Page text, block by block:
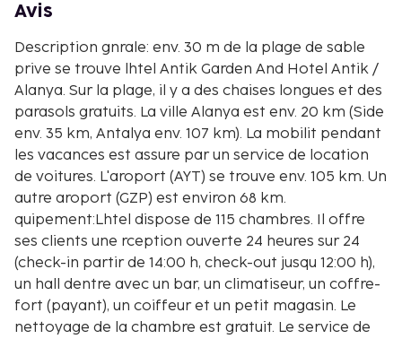
Avis
Description gnrale: env. 30 m de la plage de sable
prive se trouve lhtel Antik Garden And Hotel Antik /
Alanya. Sur la plage, il y a des chaises longues et des
parasols gratuits. La ville Alanya est env. 20 km (Side
env. 35 km, Antalya env. 107 km). La mobilit pendant
les vacances est assure par un service de location
de voitures. L'aroport (AYT) se trouve env. 105 km. Un
autre aroport (GZP) est environ 68 km.
quipement:Lhtel dispose de 115 chambres. Il offre
ses clients une rception ouverte 24 heures sur 24
(check-in partir de 14:00 h, check-out jusqu 12:00 h),
un hall dentre avec un bar, un climatiseur, un coffre-
fort (payant), un coiffeur et un petit magasin. Le
nettoyage de la chambre est gratuit. Le service de